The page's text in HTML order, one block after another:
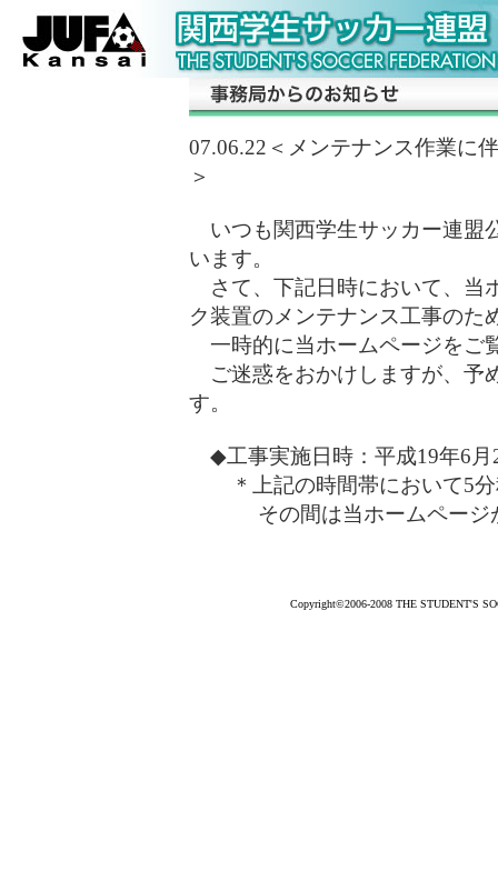
07.06.22＜メンテナンス作業に
＞
いつも関西学生サッカー連盟
います。
さて、下記日時において、当
ク装置のメンテナンス工事のた
一時的に当ホームページをご
ご迷惑をおかけしますが、予
す。
◆工事実施日時：平成19年6
＊上記の時間帯において5分
その間は当ホームページが
Copyright©2006-2008 THE STUDENT'S